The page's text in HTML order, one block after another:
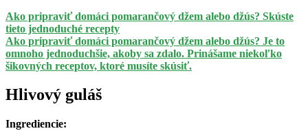
Ako pripraviť domáci pomarančový džem alebo džús? Skúste
tieto jednoduché recepty
Ako pripraviť domáci pomarančový džem alebo džús? Je to
omnoho jednoduchšie, akoby sa zdalo. Prinášame niekoľko
šikovných receptov, ktoré musíte skúsiť.
Hlivový guláš
Ingrediencie: